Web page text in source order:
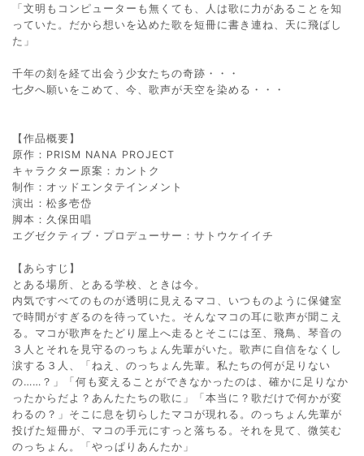
「文明もコンピューターも無くても、人は歌に力があることを知
っていた。だから想いを込めた歌を短冊に書き連ね、天に飛ばし
た」
千年の刻を経て出会う少女たちの奇跡・・・
七夕へ願いをこめて、今、歌声が天空を染める・・・
【作品概要】
原作：PRISM NANA PROJECT
キャラクター原案：カントク
制作：オッドエンタテインメント
演出：松多壱岱
脚本：久保田唱
エグゼクティブ・プロデューサー：サトウケイイチ
【あらすじ】
とある場所、とある学校、ときは今。
内気ですべてのものが透明に見えるマコ、いつものように保健室
で時間がすぎるのを待っていた。そんなマコの耳に歌声が聞こえ
る。マコが歌声をたどり屋上へ走るとそこには至、飛鳥、琴音の
３人とそれを見守るのっちょん先輩がいた。歌声に自信をなくし
涙する３人、「ねえ、のっちょん先輩。私たちの何が足りない
の……？」「何も変えることができなかったのは、確かに足りなか
ったからだよ？あんたたちの歌に」「本当に？歌だけで何かが変
わるの？」そこに息を切らしたマコが現れる。のっちょん先輩が
投げた短冊が、マコの手元にすっと落ちる。それを見て、微笑む
のっちょん。「やっぱりあんたか」